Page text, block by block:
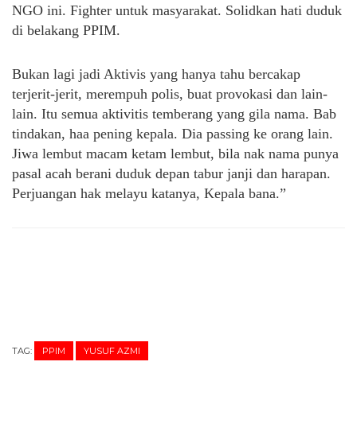
NGO ini. Fighter untuk masyarakat. Solidkan hati duduk
di belakang PPIM.
Bukan lagi jadi Aktivis yang hanya tahu bercakap
terjerit-jerit, merempuh polis, buat provokasi dan lain-
lain. Itu semua aktivitis temberang yang gila nama. Bab
tindakan, haa pening kepala. Dia passing ke orang lain.
Jiwa lembut macam ketam lembut, bila nak nama punya
pasal acah berani duduk depan tabur janji dan harapan.
Perjuangan hak melayu katanya, Kepala bana.”
TAG: PPIM YUSUF AZMI